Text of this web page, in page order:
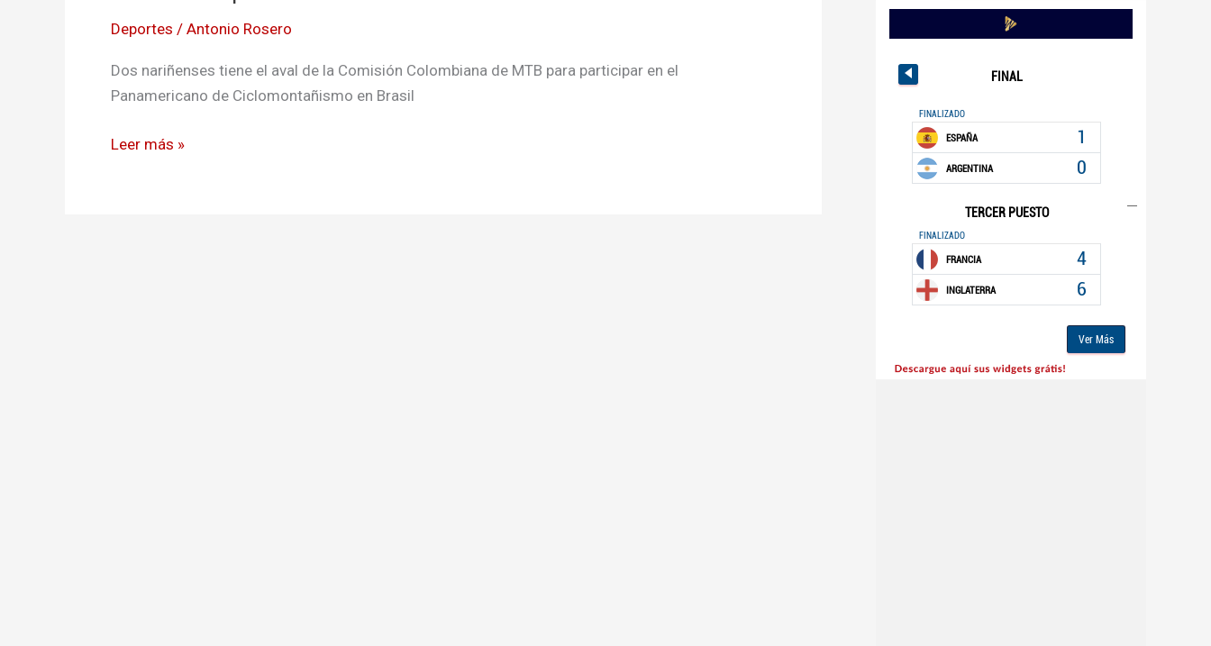
Deportes / Antonio Rosero
Dos nariñenses tiene el aval de la Comisión Colombiana de MTB para participar en el
Panamericano de Ciclomontañismo en Brasil
de
Ciclomontañismo
Leer más »